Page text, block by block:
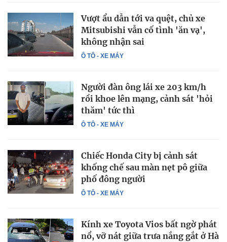
Ô TÔ - XE MÁY
Vượt ẩu dẫn tới va quệt, chủ xe
Mitsubishi vẫn cố tình 'ăn vạ',
không nhận sai
Ô TÔ - XE MÁY
Người đàn ông lái xe 203 km/h
rồi khoe lên mạng, cảnh sát 'hỏi
thăm' tức thì
Ô TÔ - XE MÁY
Chiếc Honda City bị cảnh sát
khống chế sau màn nẹt pô giữa
phố đông người
Kính xe Toyota Vios bất ngờ phát
nổ, vỡ nát giữa trưa nắng gắt ở Hà